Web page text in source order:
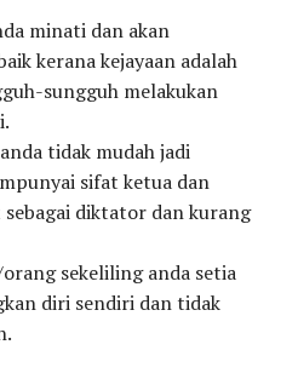
minati dan akan
kerana kejayaan adalah
sungguh melakukan
tidak mudah jadi
sifat ketua dan
diktator dan kurang
sekeliling anda setia
diri sendiri dan tidak